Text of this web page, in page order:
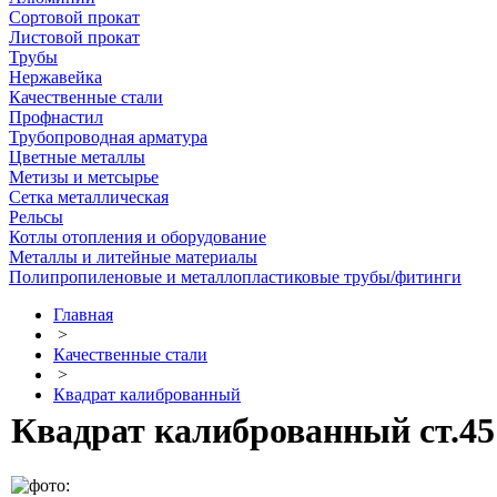
Сортовой прокат
Листовой прокат
Трубы
Нержавейка
Качественные стали
Профнастил
Трубопроводная арматура
Цветные металлы
Метизы и метсырье
Сетка металлическая
Рельсы
Котлы отопления и оборудование
Металлы и литейные материалы
Полипропиленовые и металлопластиковые трубы/фитинги
Главная
>
Качественные стали
>
Квадрат калиброванный
Квадрат калиброванный